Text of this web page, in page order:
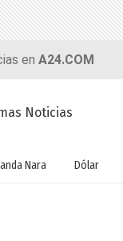
en A24.COM
Noticias
Nara Dólar